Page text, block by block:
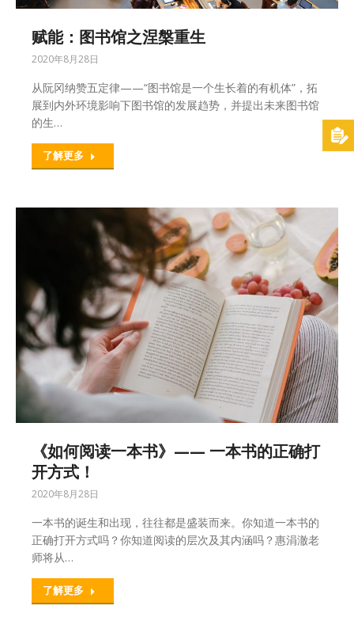
赋能：图书馆之涅槃重生
2020年8月28日
从阮冈纳赞五定律——“图书馆是一个生长着的有机体”，拓
展到内外环境影响下图书馆的发展趋势，并提出未来图书馆
的生…
了解更多
《如何阅读一本书》—— 一本书的正确打
开方式！
2020年8月28日
一本书的诞生和出现，往往都是盛装而来。你知道一本书的
正确打开方式吗？你知道阅读的层次及其内涵吗？惠涓澈老
师将从…
了解更多